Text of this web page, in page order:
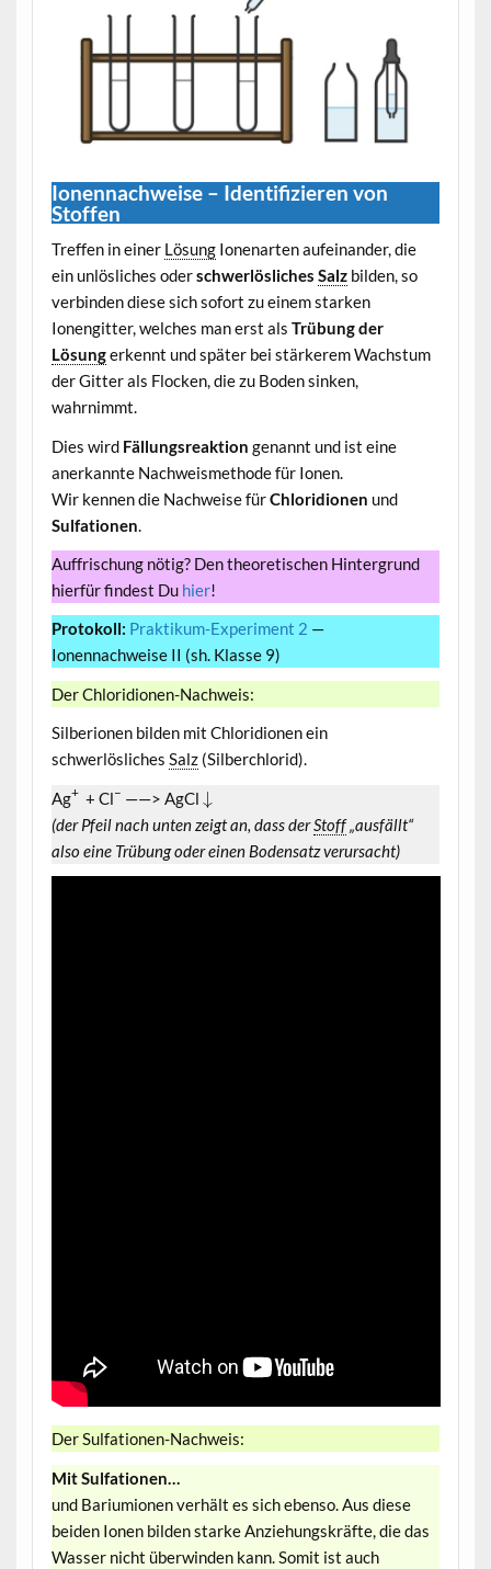
Ionennachweise – Identifizieren von
Stoffen
Treffen in einer LösungIonenarten aufeinander, die
ein unlösliches oderschwerlösliches Salzbilden, so
verbinden diese sich sofort zu einem starken
Ionengitter, welches man erst als Trübung der
Lösungerkennt und später bei stärkerem Wachstum
der Gitter als Flocken, die zu Boden sinken,
wahrnimmt.
Dies wirdFällungsreaktion genannt und ist eine
anerkannte Nachweismethode für Ionen.
Wir kennen die Nachweise fürChloridionen und
Sulfationen.
Auffrischung nötig? Den theoretischen Hintergrund
hierfür findest Du hier!
Protokoll: Praktikum-Experiment 2 —
Ionennachweise II (sh. Klasse 9)
Der Chloridionen-Nachweis:
Silberionen bilden mit Chloridionen ein
schwerlösliches Salz(Silberchlorid).
Ag++ Cl– ——> AgCl ↓
(der Pfeil nach unten zeigt an, dass derStoff„ausfällt“
also eine Trübung oder einen Bodensatz verursacht)
Der Sulfationen-Nachweis:
Mit Sulfationen…
und Bariumionen verhält es sich ebenso. Aus diese
beiden Ionen bilden starke Anziehungskräfte, die das
Wasser nicht überwinden kann. Somit ist auch